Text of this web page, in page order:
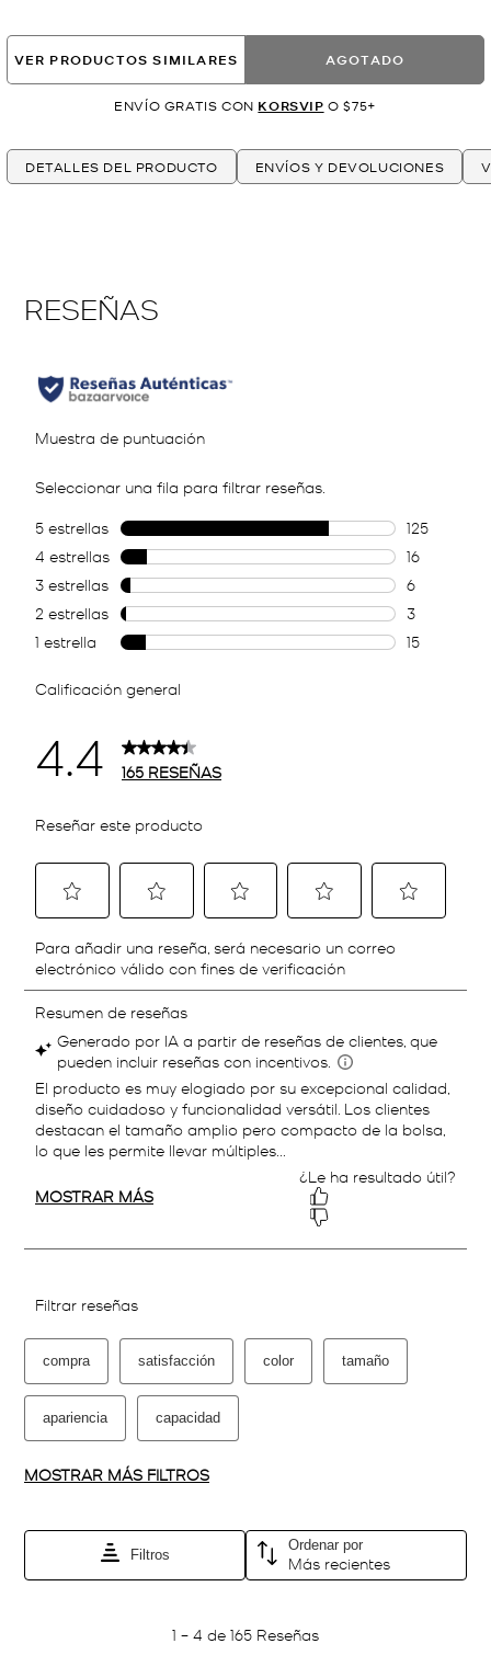
VER PRODUCTOS SIMILARES AGOTADO
ENVÍO GRATIS CON KORSVIP O $75+
DETALLES DEL PRODUCTO ENVÍOS Y DEVOLUCIONES